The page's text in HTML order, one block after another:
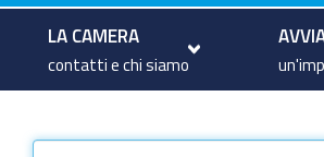
LA CAMERA
contatti e chi siamo